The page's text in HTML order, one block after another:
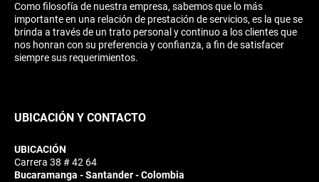
Como filosofía de nuestra empresa, sabemos que lo más
importante en una relación de prestación de servicios, es la que se
brinda a través de un trato personal y continuo a los clientes que
nos honran con su preferencia y confianza, a fin de satisfacer
siempre sus requerimientos.
UBICACIÓN Y CONTACTO
UBICACIÓN
Carrera 38 # 42 64
Bucaramanga - Santander - Colombia